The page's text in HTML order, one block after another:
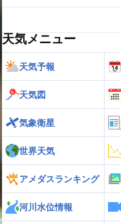
天気メニュー
天気予報
天気図
気象衛星
世界天気
アメダスランキング
河川水位情報